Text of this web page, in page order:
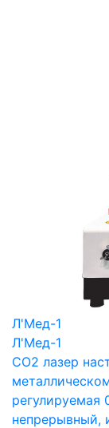
Л'Мед-1
Л'Мед-1
СО2 лазер
регулируемая
непрерывный,